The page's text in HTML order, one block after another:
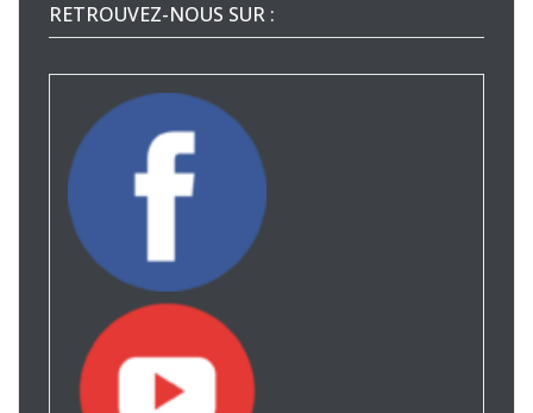
RETROUVEZ-NOUS SUR :